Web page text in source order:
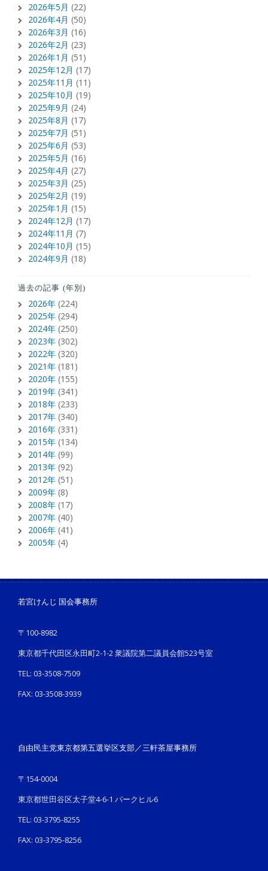
2026年5月 (22)
2026年4月 (50)
2026年3月 (16)
2026年2月 (23)
2026年1月 (51)
2025年12月 (17)
2025年11月 (11)
2025年10月 (19)
2025年9月 (24)
2025年8月 (17)
2025年7月 (51)
2025年6月 (53)
2025年5月 (16)
2025年4月 (27)
2025年3月 (25)
2025年2月 (19)
2025年1月 (15)
2024年12月 (17)
2024年11月 (7)
2024年10月 (15)
2024年9月 (18)
過去の記事 (年別)
2026年 (224)
2025年 (294)
2024年 (250)
2023年 (302)
2022年 (320)
2021年 (181)
2020年 (155)
2019年 (341)
2018年 (233)
2017年 (340)
2016年 (331)
2015年 (134)
2014年 (99)
2013年 (92)
2012年 (51)
2009年 (8)
2008年 (17)
2007年 (40)
2006年 (41)
2005年 (4)
若宮けんじ 国会事務所
〒100-8982
東京都千代田区永田町2-1-2 衆議院第二議員会館523号室
TEL: 03-3508-7509
FAX: 03-3508-3939
自由民主党東京都第五選挙区支部／三軒茶屋事務所
〒154-0004
東京都世田谷区太子堂4-6-1 パークヒル6
TEL: 03-3795-8255
FAX: 03-3795-8256